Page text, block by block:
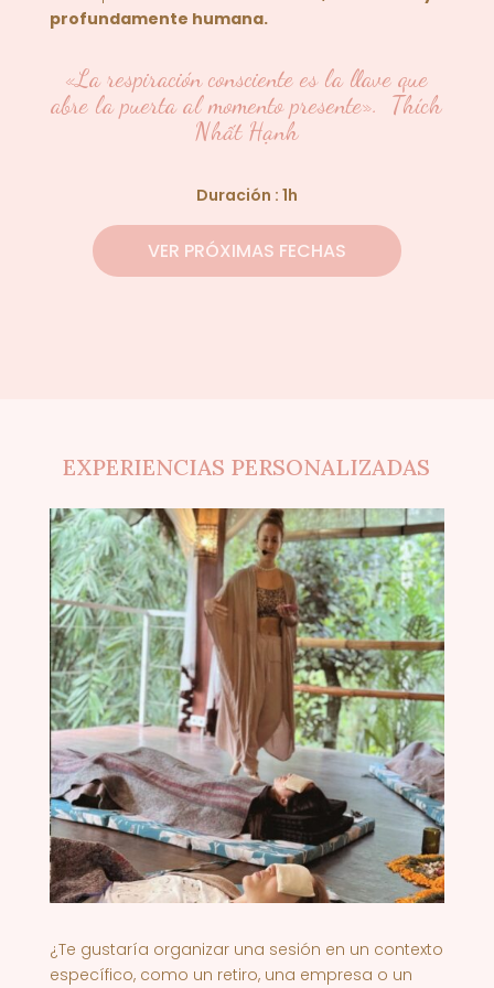
profundamente humana.
«La respiración consciente es la llave que
abre la puerta al momento presente». Thích
Nhất Hạnh
Duración : 1h
VER PRÓXIMAS FECHAS
EXPERIENCIAS PERSONALIZADAS
¿Te gustaría organizar una sesión en un contexto
específico, como un retiro, una empresa o un